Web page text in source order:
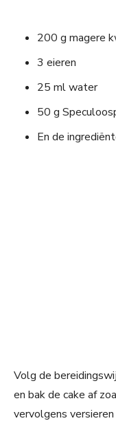
200 g magere
3 eieren
25 ml water
50 g
En de
Volg de
en bak de cake af
vervolgens